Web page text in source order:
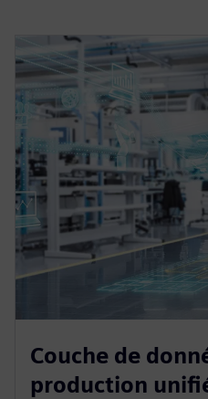
Couche de
production